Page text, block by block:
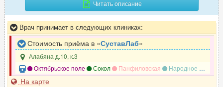
Генетик 25
Гепатолог
Гериатр (геронтолог) 7
Гинеколог
Гирудотерапевт 58
Гнатолог
Читать описание
Врач принимает в следующих клиниках:
Стоимость приёма в «СуставЛаб»
Алабяна д.10, к.3
Октябрьское поле
Сокол Панфиловская Народное ополчение
На карте